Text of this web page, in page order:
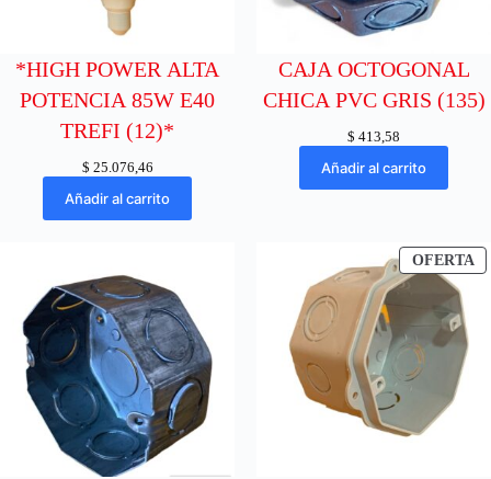
*HIGH POWER ALTA
POTENCIA 85W E40
TREFI (12)*
$ 25.076,46
Añadir al carrito
CAJA OCTOGONAL
CHICA PVC GRIS (135)
$ 413,58
Añadir al carrito
OFERTA